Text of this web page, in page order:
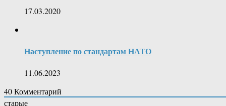
17.03.2020
Наступление по стандартам НАТО
11.06.2023
40Комментарий
старые